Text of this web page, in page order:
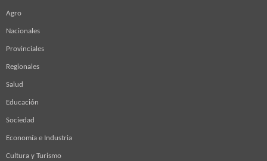
Agro
Nacionales
Provinciales
Regionales
Salud
Educación
Sociedad
Economía e Industria
Cultura y Turismo